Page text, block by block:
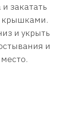
закатать
крышками.
и укрыть
и